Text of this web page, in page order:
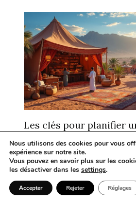
Les clés pour planifier
inoubliable dans le sud
Laisser un commentaire /Afrique
Nous utilisons des cookies pour vous
expérience sur notre site.
Vous pouvez en savoir plus sur les
les désactiver dans les settings.
Accepter Rejeter Réglages